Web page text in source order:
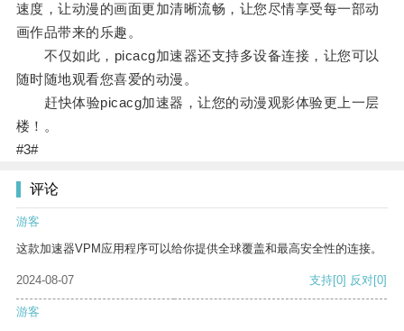
速度，让动漫的画面更加清晰流畅，让您尽情享受每一部动
画作品带来的乐趣。
不仅如此，picacg加速器还支持多设备连接，让您可以
随时随地观看您喜爱的动漫。
赶快体验picacg加速器，让您的动漫观影体验更上一层
楼！。
#3#
评论
游客
这款加速器VPM应用程序可以给你提供全球覆盖和最高安全性的连接。
2024-08-07 支持[0] 反对[0]
游客